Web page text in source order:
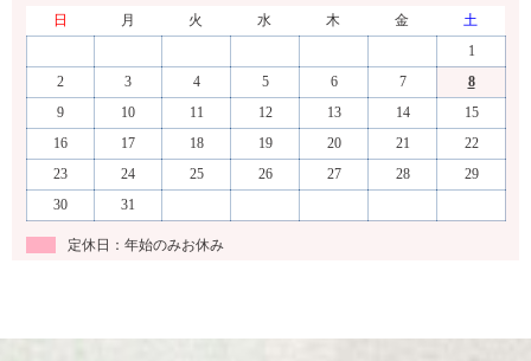
日
月 火 水 木 金
土
1
2
3 4 5 6 7
8
9
10 11 12 13 14
15
16
17 18 19 20 21
22
23
24 25 26 27 28
29
30
31
定休日：年始のみお休み